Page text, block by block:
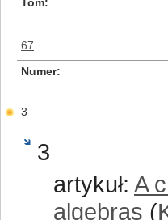
67
Numer
3
3
artykuł: A
algebras (